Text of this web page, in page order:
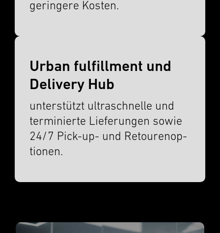
gerin­gere Kosten.
Urban fulfillment und
Delivery Hub
unter­stützt ultra­schnelle und
terminierte Liefer­un­gen sowie
24/7 Pick-up- und Retourenop­
tio­nen.